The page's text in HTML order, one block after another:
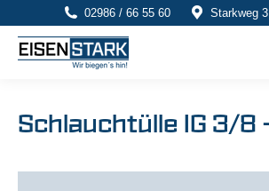
02986 / 66 55 60 Starkweg
Schlauchtülle IG 3/8